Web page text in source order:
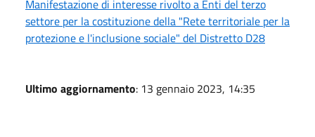
Manifestazione di interesse rivolto a Enti del terzo
settore per la costituzione della "Rete territoriale per la
protezione e l'inclusione sociale" del Distretto D28
Ultimo aggiornamento: 13 gennaio 2023, 14:35